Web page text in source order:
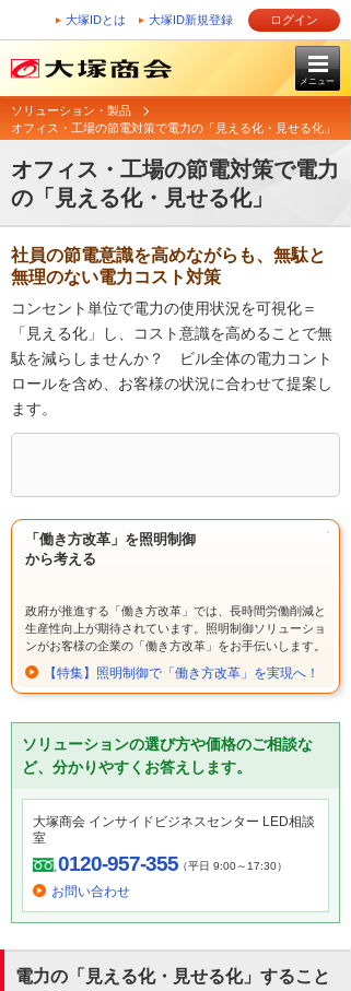
大塚IDとは 大塚ID新規登録 ログイン
メニュー
ソリューション・製品
オフィス・工場の節電対策で電力の「見える化・見せる化」
オフィス・工場の節電対策で電力
の「見える化・見せる化」
社員の節電意識を高めながらも、無駄と
無理のない電力コスト対策
コンセント単位で電力の使用状況を可視化＝
「見える化」し、コスト意識を高めることで無
駄を減らしませんか？ ビル全体の電力コント
ロールを含め、お客様の状況に合わせて提案し
ます。
「働き方改革」を照明制御
から考える
政府が推進する「働き方改革」では、長時間労働削減と
生産性向上が期待されています。照明制御ソリューショ
ンがお客様の企業の「働き方改革」をお手伝いします。
【特集】照明制御で「働き方改革」を実現へ！
ソリューションの選び方や価格のご相談な
ど、分かりやすくお答えします。
大塚商会 インサイドビジネスセンター LED相談
室
0120-957-355（平日 9:00～17:30）
お問い合わせ
電力の「見える化・見せる化」すること